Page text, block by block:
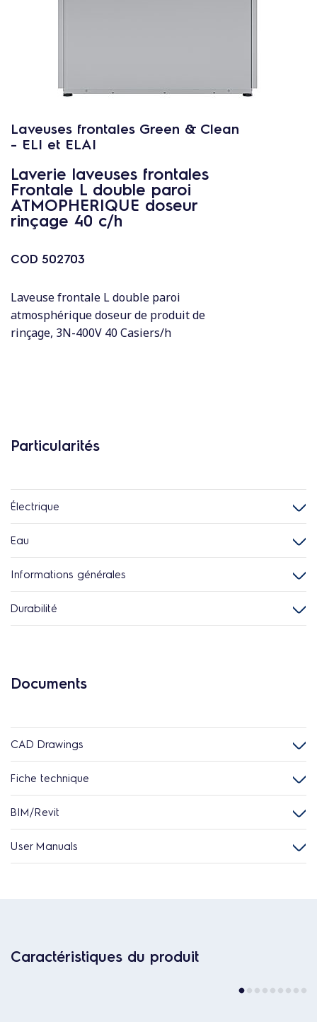
Laveuses frontales Green & Clean
- ELI et ELAI
Laverie laveuses frontales
Frontale L double paroi
ATMOPHERIQUE doseur
rinçage 40 c/h
COD 502703
Laveuse frontale L double paroi
atmosphérique doseur de produit de
rinçage, 3N-400V 40 Casiers/h
Particularités
Électrique
Eau
Informations générales
Durabilité
Documents
CAD Drawings
Fiche technique
BIM/Revit
User Manuals
Caractéristiques du produit